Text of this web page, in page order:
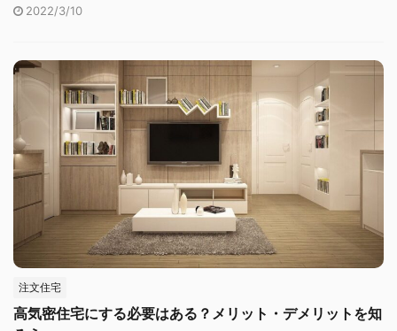
2022/3/10
注文住宅
高気密住宅にする必要はある？メリット・デメリットを知